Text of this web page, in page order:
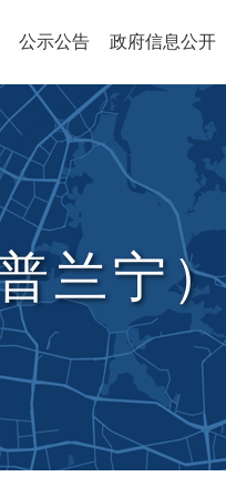
公示公告 政府信息公开
兰宁